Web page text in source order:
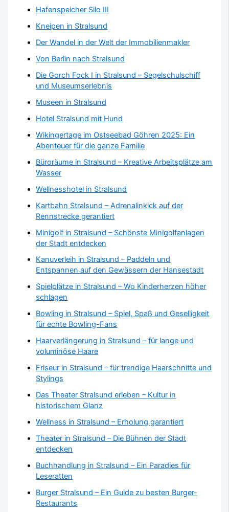
Hafenspeicher Silo III
Kneipen in Stralsund
Der Wandel in der Welt der Immobilienmakler
Von Berlin nach Stralsund
Die Gorch Fock I in Stralsund – Segelschulschiff
und Museumserlebnis
Museen in Stralsund
Hotel Stralsund mit Hund
Wikingertage im Ostseebad Göhren 2025: Ein
Abenteuer für die ganze Familie
Büroräume in Stralsund – Kreative Arbeitsplätze am
Wasser
Wellnesshotel in Stralsund
Kartbahn Stralsund – Adrenalinkick auf der
Rennstrecke gerantiert
Minigolf in Stralsund – Schönste Minigolfanlagen
der Stadt entdecken
Kanuverleih in Stralsund – Paddeln und
Entspannen auf den Gewässern der Hansestadt
Spielplätze in Stralsund – Wo Kinderherzen höher
schlagen
Bowling in Stralsund – Spiel, Spaß und Geselligkeit
für echte Bowling-Fans
Haarverlängerung in Stralsund – für lange und
voluminöse Haare
Friseur in Stralsund – für trendige Haarschnitte und
Stylings
Das Theater Stralsund erleben – Kultur in
historischem Glanz
Wellness in Stralsund – Erholung garantiert
Theater in Stralsund – Die Bühnen der Stadt
entdecken
Buchhandlung in Stralsund – Ein Paradies für
Leseratten
Burger Stralsund – Ein Guide zu besten Burger-
Restaurants